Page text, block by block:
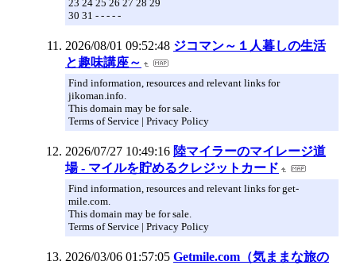
23 24 25 26 27 28 29
30 31 - - - - -
2026/08/01 09:52:48 ジコマン～１人暮しの生活
と趣味講座～
Find information, resources and relevant links for
jikoman.info.
This domain may be for sale.
Terms of Service | Privacy Policy
2026/07/27 10:49:16 陸マイラーのマイレージ道
場 - マイルを貯めるクレジットカード
Find information, resources and relevant links for get-
mile.com.
This domain may be for sale.
Terms of Service | Privacy Policy
2026/03/06 01:57:05 Getmile.com（気ままな旅の